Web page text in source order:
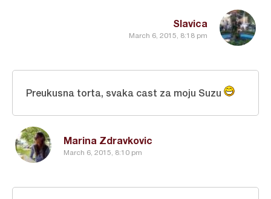
Slavica
March 6, 2015, 8:18 pm
Marina Zdravkovic
March 6, 2015, 8:10 pm
Preukusna torta, svaka cast za moju Suzu